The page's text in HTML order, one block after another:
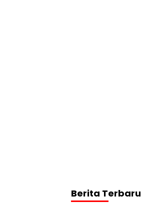
Berita Terbaru